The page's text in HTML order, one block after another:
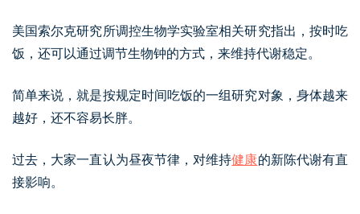
美国索尔克研究所调控生物学实验室相关研究指出，按时吃
饭，还可以通过调节生物钟的方式，来维持代谢稳定。
简单来说，就是按规定时间吃饭的一组研究对象，身体越来
越好，还不容易长胖。
过去，大家一直认为昼夜节律，对维持健康的新陈代谢有直
接影响。